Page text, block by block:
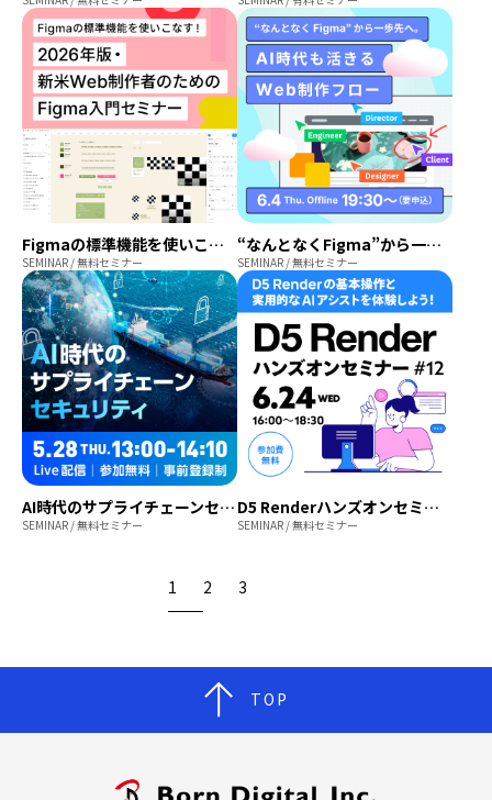
Figmaの標準機能を使いこなす！2026年版・新米Web制作者のためのFigma入門セミナー
SEMINAR / 無料セミナー
“なんとなくFigma”から一歩先へ。AI時代も活きるWeb制作フロー
SEMINAR / 無料セミナー
AI時代のサプライチェーンセキュリティ【ソフトバンク×アドビ】
SEMINAR / 無料セミナー
D5 Renderハンズオンセミナー 2026年6月開催【参加費無料】
SEMINAR / 無料セミナー
1 2 3
TOP